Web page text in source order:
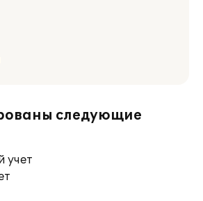
следующие
учет